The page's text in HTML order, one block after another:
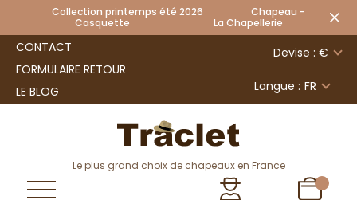
Collection printemps été 2026 Chapeau -
Casquette La Chapellerie
CONTACT
FORMULAIRE RETOUR
LE BLOG
Devise : €
Langue : FR
Le plus grand choix de chapeaux en France